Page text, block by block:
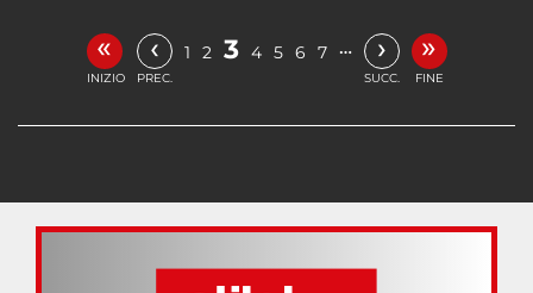
«
INIZIO
‹
PREC.
1 2 3 4 5 6 7 … ›
SUCC.
»
FINE